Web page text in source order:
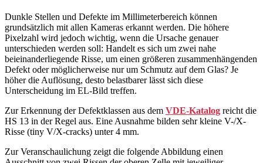
Dunkle Stellen und Defekte im Millimeterbereich können
grundsätzlich mit allen Kameras erkannt werden. Die höhere
Pixelzahl wird jedoch wichtig, wenn die Ursache genauer
unterschieden werden soll: Handelt es sich um zwei nahe
beieinanderliegende Risse, um einen größeren zusammenhängenden
Defekt oder möglicherweise nur um Schmutz auf dem Glas? Je
höher die Auflösung, desto belastbarer lässt sich diese
Unterscheidung im EL-Bild treffen.
Zur Erkennung der Defektklassen aus dem VDE-Katalog reicht die
HS 13 in der Regel aus. Eine Ausnahme bilden sehr kleine V-/X-
Risse (tiny V/X-cracks) unter 4 mm.
Zur Veranschaulichung zeigt die folgende Abbildung einen